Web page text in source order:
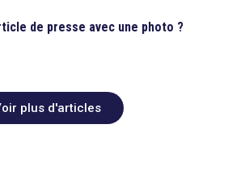
de presse avec une photo ?
plus d'articles